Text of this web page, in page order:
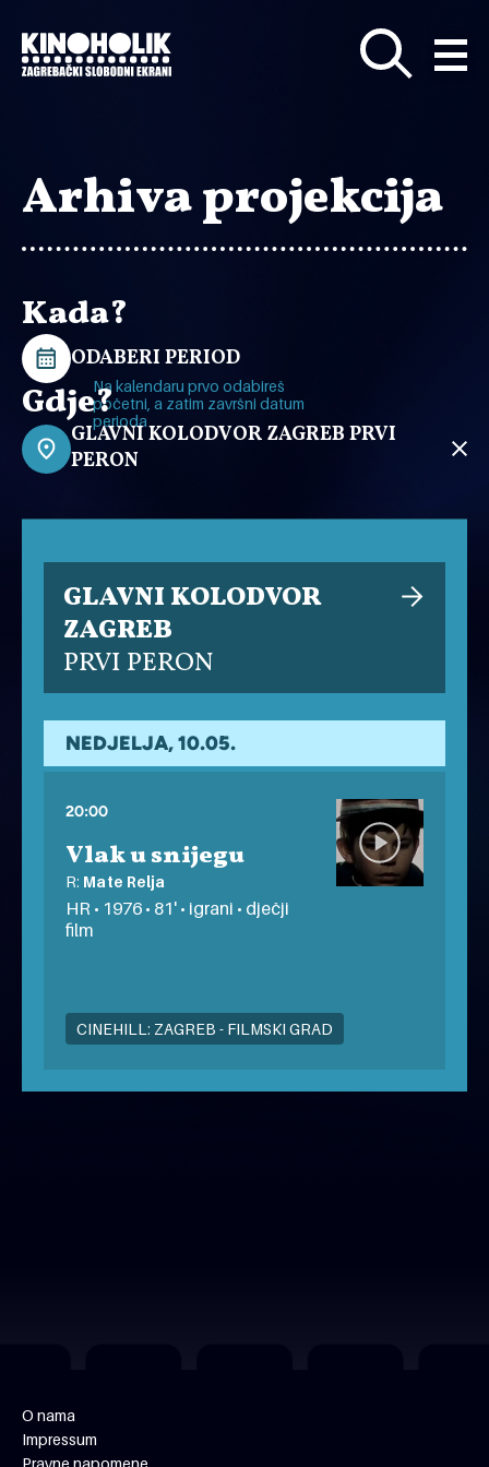
glavni
sadržaj
Arhiva projekcija
Kada?
ODABERI PERIOD
Na kalendaru prvo odabireš
početni, a zatim završni datum
perioda
Gdje?
GLAVNI KOLODVOR ZAGREB PRVI
PERON
GLAVNI KOLODVOR
ZAGREB
PRVI PERON
NEDJELJA, 10.05.
20:00
Vlak u snijegu
R: Mate Relja
HR • 1976 • 81' • igrani • dječji
film
CINEHILL: ZAGREB - FILMSKI GRAD
besplatno
O nama
Impressum
Pravne napomene